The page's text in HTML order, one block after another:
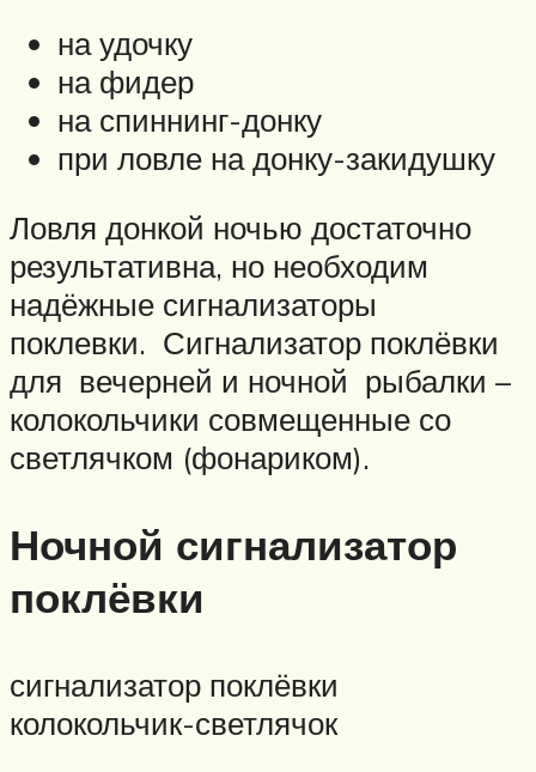
на удочку
на фидер
на спиннинг-донку
при ловле на донку-закидушку
Ловля донкой ночью достаточно
результативна, но необходим
надёжные сигнализаторы
поклевки. Сигнализатор поклёвки
для вечерней и ночной рыбалки –
колокольчики совмещенные со
светлячком (фонариком).
Ночной сигнализатор
поклёвки
сигнализатор поклёвки
колокольчик-светлячок